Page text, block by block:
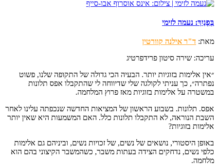
בְּפָנַיִךְ: נעמה לזימי
מאת: ד"ר אילנה קוורטין
עריכה: שירה סיטון פרידפרטיג
״אין אלימות בזוגיות יותר. הבעיה הכי גדולה של התקופה שלנו, פשוט
נפתרה״, כך עניתי לקולגה שלי שדיווחה לי שהתקבלו אפס תלונות
במשטרה על אלימות בזוגיות מאז פרוץ המלחמה.
אפס. תלונות. בשבוע הראשון של המציאות החדשה שנכפתה עלינו לאחר
השבת הנוראה, לא התקבלו תלונות כלל. האם המשמעות היא שאין יותר
אלימות בזוגיות?
באופן היסטורי, נושאים של נשים, של זכויות נשים, וביניהם גם אלימות
כלפי נשים, נדחקים הצידה בעתות משבר, כשהמשבר הקיצוני בהם הוא
מלחמה.